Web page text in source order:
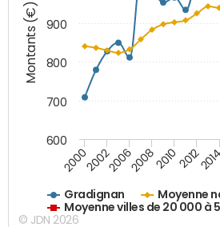
Montants (€)
Gradignan
Moyenne
Moyenne villes de 20 000 à
2000200220062008201020122014
600
700
800
900
© JDN 2026